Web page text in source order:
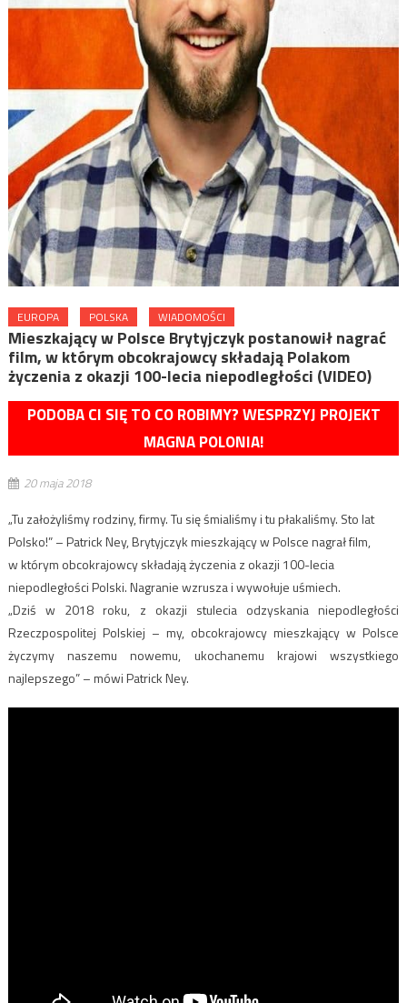
EUROPA POLSKA WIADOMOŚCI
Mieszkający w Polsce Brytyjczyk postanowił nagrać
film, w którym obcokrajowcy składają Polakom
życzenia z okazji 100-lecia niepodległości (VIDEO)
PODOBA CI SIĘ TO CO ROBIMY? WESPRZYJ PROJEKT
MAGNA POLONIA!
20 maja 2018
„Tu założyliśmy rodziny, firmy. Tu się śmialiśmy i tu płakaliśmy. Sto lat
Polsko!” – Patrick Ney, Brytyjczyk mieszkający w Polsce nagrał film,
w którym obcokrajowcy składają życzenia z okazji 100-lecia
niepodległości Polski. Nagranie wzrusza i wywołuje uśmiech.
„Dziś w 2018 roku, z okazji stulecia odzyskania niepodległości
Rzeczpospolitej Polskiej – my, obcokrajowcy mieszkający w Polsce
życzymy naszemu nowemu, ukochanemu krajowi wszystkiego
najlepszego” – mówi Patrick Ney.